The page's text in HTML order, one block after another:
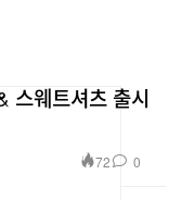
스웨트셔츠 출시
72 0